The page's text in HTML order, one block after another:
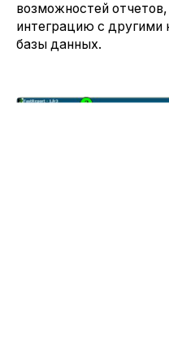
возможностей
интеграцию с другими
базы данных.